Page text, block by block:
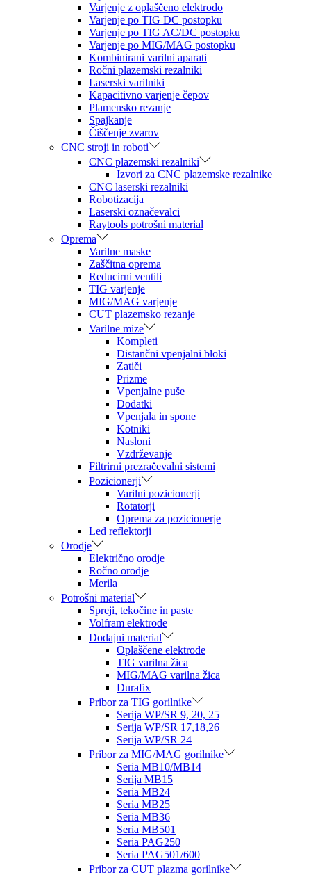
Varjenje z oplaščeno elektrodo
Varjenje po TIG DC postopku
Varjenje po TIG AC/DC postopku
Varjenje po MIG/MAG postopku
Kombinirani varilni aparati
Ročni plazemski rezalniki
Laserski varilniki
Kapacitivno varjenje čepov
Plamensko rezanje
Spajkanje
Čiščenje zvarov
CNC stroji in roboti
CNC plazemski rezalniki
Izvori za CNC plazemske rezalnike
CNC laserski rezalniki
Robotizacija
Laserski označevalci
Raytools potrošni material
Oprema
Varilne maske
Zaščitna oprema
Reducirni ventili
TIG varjenje
MIG/MAG varjenje
CUT plazemsko rezanje
Varilne mize
Kompleti
Distančni vpenjalni bloki
Zatiči
Prizme
Vpenjalne puše
Dodatki
Vpenjala in spone
Kotniki
Nasloni
Vzdrževanje
Filtrirni prezračevalni sistemi
Pozicionerji
Varilni pozicionerji
Rotatorji
Oprema za pozicionerje
Led reflektorji
Orodje
Električno orodje
Ročno orodje
Merila
Potrošni material
Spreji, tekočine in paste
Volfram elektrode
Dodajni material
Oplaščene elektrode
TIG varilna žica
MIG/MAG varilna žica
Durafix
Pribor za TIG gorilnike
Serija WP/SR 9, 20, 25
Serija WP/SR 17,18,26
Serija WP/SR 24
Pribor za MIG/MAG gorilnike
Seria MB10/MB14
Serija MB15
Seria MB24
Seria MB25
Seria MB36
Seria MB501
Seria PAG250
Seria PAG501/600
Pribor za CUT plazma gorilnike